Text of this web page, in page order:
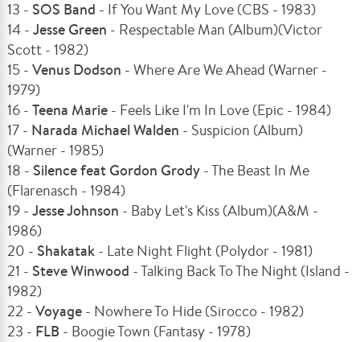
13 - SOS Band - If You Want My Love (CBS - 1983)
14 -Jesse Green - Respectable Man (Album)(Victor
Scott - 1982)
15 -Venus Dodson - Where Are We Ahead (Warner -
1979)
16 -Teena Marie - Feels Like I'm In Love (Epic - 1984)
17 - Narada Michael Walden - Suspicion (Album)
(Warner - 1985)
18 - Silence feat Gordon Grody - The Beast In Me
(Flarenasch - 1984)
19 -Jesse Johnson - Baby Let's Kiss (Album)(A&M -
1986)
20 - Shakatak - Late Night Flight (Polydor - 1981)
21 - Steve Winwood - Talking Back To The Night (Island -
1982)
22 -Voyage - Nowhere To Hide (Sirocco - 1982)
23 - FLB - Boogie Town (Fantasy - 1978)